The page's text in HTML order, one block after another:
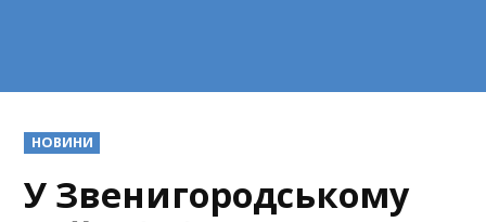
POSTED
IN
НОВИНИ
У Звенигородському